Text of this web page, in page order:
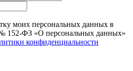
моих персональных данных в
№ 152-ФЗ «О персональных данных»
конфиденциальности